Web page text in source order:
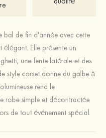
bal de fin d'année avec cette
Elle présente un
une fente latérale et des
style corset donne du galbe à
rend le
robe simple et décontractée
de tout événement spécial.